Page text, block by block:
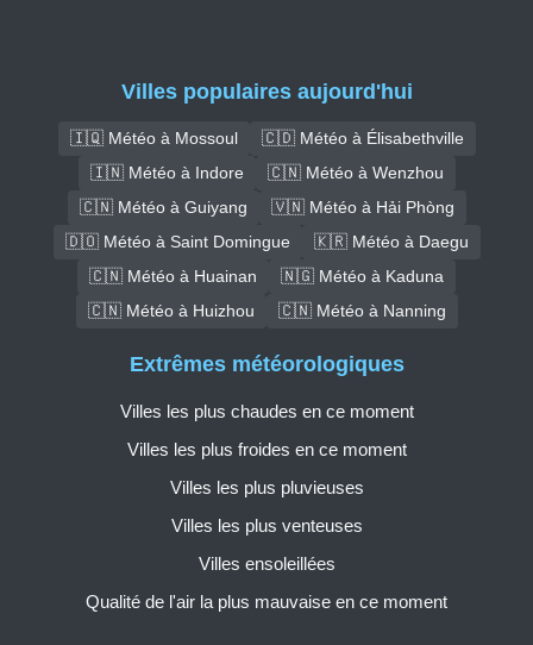
Villes populaires aujourd'hui
🇮🇶 Météo à Mossoul
🇨🇩 Météo à Élisabethville
🇮🇳 Météo à Indore
🇨🇳 Météo à Wenzhou
🇨🇳 Météo à Guiyang
🇻🇳 Météo à Hải Phòng
🇩🇴 Météo à Saint Domingue
🇰🇷 Météo à Daegu
🇨🇳 Météo à Huainan
🇳🇬 Météo à Kaduna
🇨🇳 Météo à Huizhou
🇨🇳 Météo à Nanning
Extrêmes météorologiques
Villes les plus chaudes en ce moment
Villes les plus froides en ce moment
Villes les plus pluvieuses
Villes les plus venteuses
Villes ensoleillées
Qualité de l'air la plus mauvaise en ce moment